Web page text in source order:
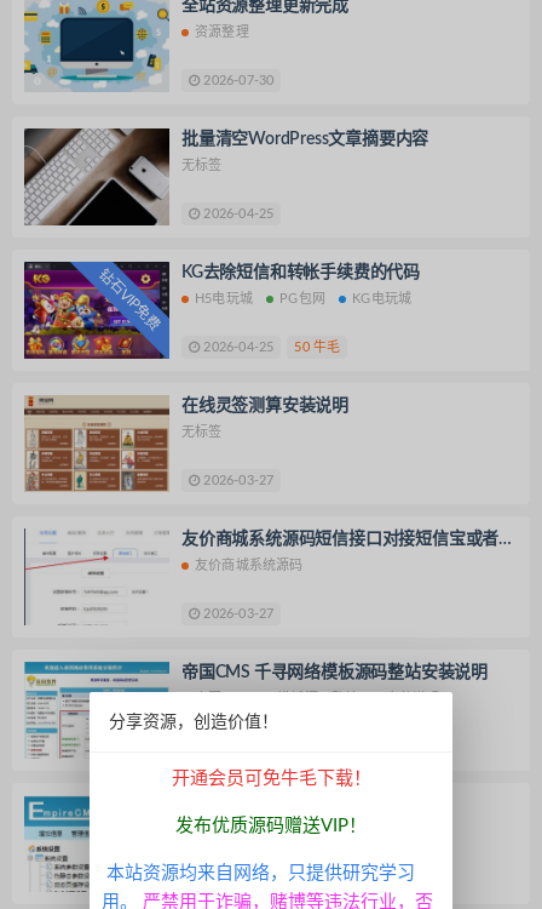
全站资源整理更新完成
资源整理
2026-07-30
批量清空WordPress文章摘要内容
无标签
2026-04-25
钻石VIP免费 KG去除短信和转帐手续费的代码
H5电玩城 PG包网 KG电玩城
2026-04-25 50 牛毛
在线灵签测算安装说明
无标签
2026-03-27
友价商城系统源码短信接口对接短信宝或者阿
里其他详细流程
友价商城系统源码
2026-03-27
帝国CMS 千寻网络模板源码整站安装说明
帝国CMS 汇率兑换源码
2026-03-27 免费
分享资源，创造价值！
开通会员可免牛毛下载！
发布优质源码赠送VIP！
本站资源均来自网络，只提供研究学习
用。
严禁用于诈骗，赌博等违法行业，否